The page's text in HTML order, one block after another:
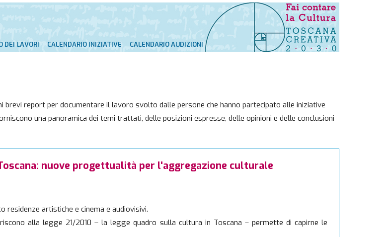
DEI LAVORI CALENDARIO INIZIATIVE CALENDARIO AUDIZIONI
brevi report per documentare il lavoro svolto dalle persone che hanno partecipato alle iniziative
una panoramica dei temi trattati, delle posizioni espresse, delle opinioni e delle conclusioni
nuove progettualità per l'aggregazione culturale
residenze artistiche e cinema e audiovisivi.
alla legge 21/2010 – la legge quadro sulla cultura in Toscana – permette di capirne le